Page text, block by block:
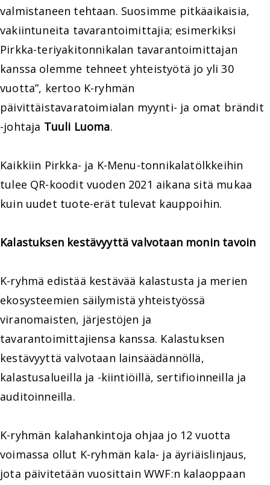
valmistaneen tehtaan. Suosimme pitkäaikaisia,
vakiintuneita tavarantoimittajia; esimerkiksi
Pirkka-teriyakitonnikalan tavarantoimittajan
kanssa olemme tehneet yhteistyötä jo yli 30
vuotta”, kertoo K-ryhmän
päivittäistavaratoimialan myynti- ja omat brändit
-johtaja Tuuli Luoma.
Kaikkiin Pirkka- ja K-Menu-tonnikalatölkkeihin
tulee QR-koodit vuoden 2021 aikana sitä mukaa
kuin uudet tuote-erät tulevat kauppoihin.
Kalastuksen kestävyyttä valvotaan monin tavoin
K-ryhmä edistää kestävää kalastusta ja merien
ekosysteemien säilymistä yhteistyössä
viranomaisten, järjestöjen ja
tavarantoimittajiensa kanssa. Kalastuksen
kestävyyttä valvotaan lainsäädännöllä,
kalastusalueilla ja -kiintiöillä, sertifioinneilla ja
auditoinneilla.
K-ryhmän kalahankintoja ohjaa jo 12 vuotta
voimassa ollut K-ryhmän kala- ja äyriäislinjaus,
jota päivitetään vuosittain WWF:n kalaoppaan